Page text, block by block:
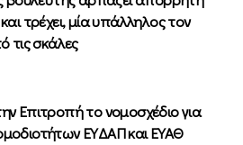
τρέχει, μία υπάλληλος τον
τις σκάλες
Επιτροπή το νομοσχέδιο για
ΕΥΔΑΠ και ΕΥΑΘ